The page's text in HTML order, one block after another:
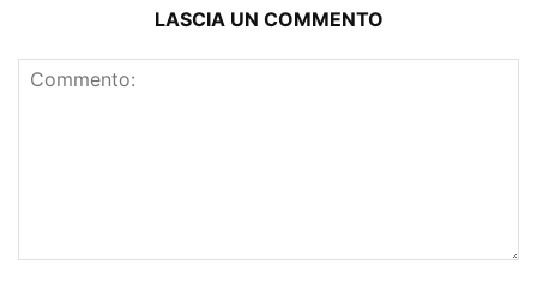
LASCIA UN COMMENTO